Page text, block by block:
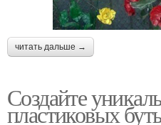
читать дальше →
Создайте
пластиковых